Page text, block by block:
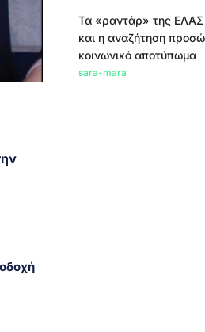
Τα «ραντάρ» της ΕΛΑΣ
και η αναζήτηση
κοινωνικό αποτύπωμα
sara-mara